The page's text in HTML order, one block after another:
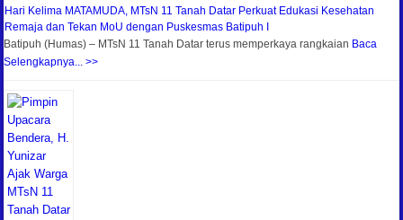
Hari Kelima MATAMUDA, MTsN 11 Tanah Datar Perkuat Edukasi Kesehatan
Remaja dan Tekan MoU dengan Puskesmas Batipuh I
Batipuh (Humas) – MTsN 11 Tanah Datar terus memperkaya rangkaian Baca
Selengkapnya... >>